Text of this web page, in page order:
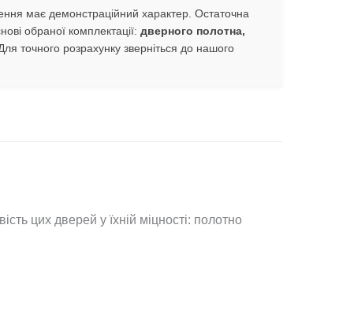
має демонстраційний характер. Остаточна
обраної комплектації: дверного полотна,
точного розрахунку зверніться до нашого
цих дверей у їхній міцності: полотно